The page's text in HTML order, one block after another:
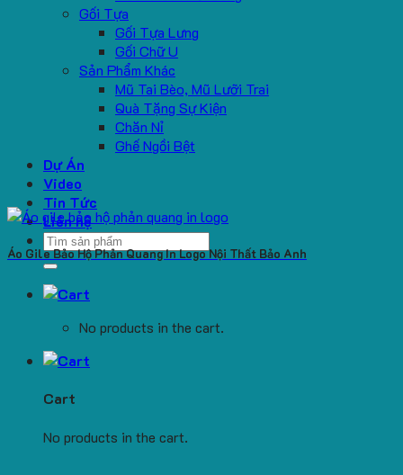
Gối Tựa
Gối Tựa Lưng
Gối Chữ U
Sản Phẩm Khác
Mũ Tai Bèo, Mũ Lưỡi Trai
Quà Tặng Sự Kiện
Chăn Nỉ
Ghế Ngồi Bệt
Dự Án
Video
Tin Tức
Liên hệ
Search
for:
No products in the cart.
Cart
No products in the cart.
Áo Gile Bảo Hộ Phản Quang In Logo Nội Thất Bảo Anh